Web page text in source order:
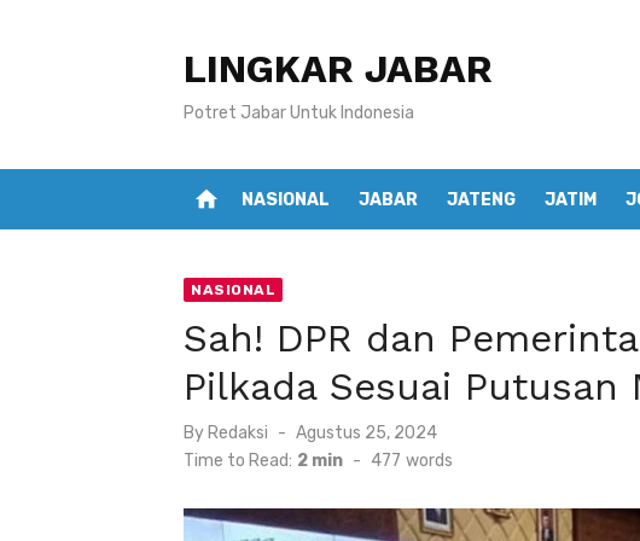
LINGKAR JABAR
Potret Jabar Untuk Indonesia
home NASIONAL JABAR JATENG JATIM
NASIONAL
Sah! DPR dan
Pilkada Sesuai Putusan
By Redaksi
Posted
on
Agustus 25, 2024
Time to Read: 2 min - 477 words